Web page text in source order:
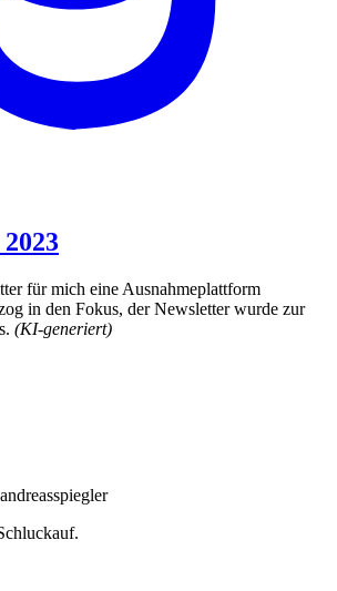
für mich eine Ausnahmeplattform
in den Fokus, der Newsletter wurde zur
(KI-generiert)